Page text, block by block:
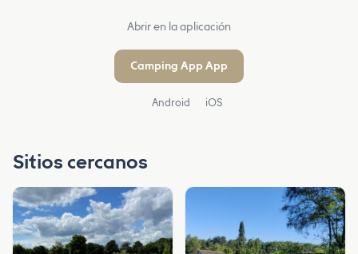
Abrir en la aplicación
Camping App App
Android iOS
Sitios cercanos